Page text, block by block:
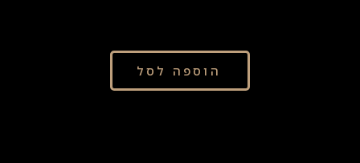
הוספה לסל